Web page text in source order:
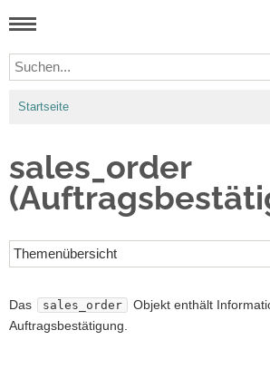
Startseite
sales_order
Das sales_order
Objekt enthält
Auftragsbestätigung.